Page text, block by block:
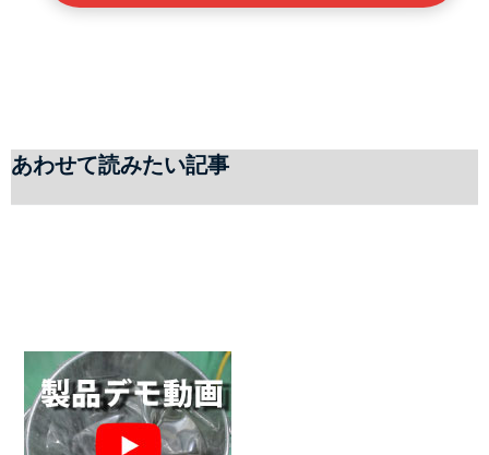
あわせて読みたい記事